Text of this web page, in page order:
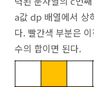
a값 dp 배열에서 상
다. 빨간색 부분은
수의 합이면 된다.